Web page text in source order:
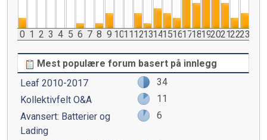
0 1 2 3 4 5 6 7 8 9 1011121314151617181920212223
Mest populære forum basert på innlegg
Leaf 2010-2017
34
Kollektivfelt O&A
11
Avansert: Batterier og
Lading
6